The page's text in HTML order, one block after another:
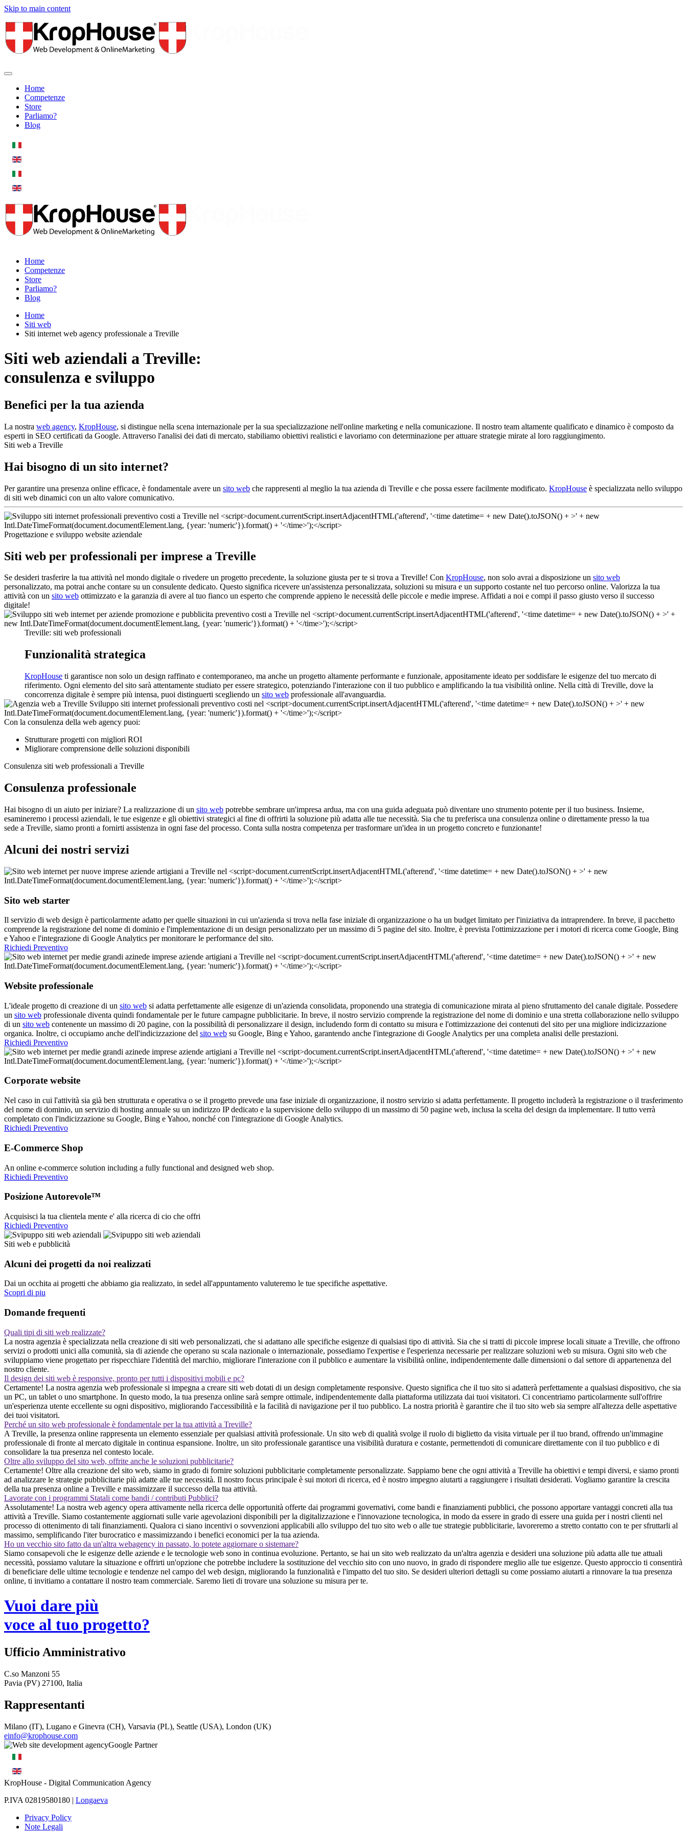
Skip to main content
Home
Competenze
Store
Parliamo?
Blog
Home
Competenze
Store
Parliamo?
Blog
Home
Siti web
Siti internet web agency professionale a Treville
Siti web aziendali a Treville:
consulenza e sviluppo
Benefici per la tua azienda
La nostra web agency, KropHouse, si distingue nella scena internazionale per la sua specializzazione nell'online marketing e nella comunicazione. Il nostro team altamente qualificato e dinamico è composto da
esperti in SEO certificati da Google. Attraverso l'analisi dei dati di mercato, stabiliamo obiettivi realistici e lavoriamo con determinazione per attuare strategie mirate al loro raggiungimento.
Siti web a Treville
Hai bisogno di un sito internet?
Per garantire una presenza online efficace, è fondamentale avere un sito web che rappresenti al meglio la tua azienda di Treville e che possa essere facilmente modificato. KropHouse è specializzata nello sviluppo
di siti web dinamici con un alto valore comunicativo.
Progettazione e sviluppo website aziendale
Siti web per professionali per imprese a Treville
Se desideri trasferire la tua attività nel mondo digitale o rivedere un progetto precedente, la soluzione giusta per te si trova a Treville! Con KropHouse, non solo avrai a disposizione un sito web
personalizzato, ma potrai anche contare su un consulente dedicato. Questo significa ricevere un'assistenza personalizzata, soluzioni su misura e un supporto costante nel tuo percorso online. Valorizza la tua
attività con un sito web ottimizzato e la garanzia di avere al tuo fianco un esperto che comprende appieno le necessità delle piccole e medie imprese. Affidati a noi e compi il passo giusto verso il successo
digitale!
Treville: siti web professionali
Funzionalità strategica
KropHouse ti garantisce non solo un design raffinato e contemporaneo, ma anche un progetto altamente performante e funzionale, appositamente ideato per soddisfare le esigenze del tuo mercato di
riferimento. Ogni elemento del sito sarà attentamente studiato per essere strategico, potenziando l'interazione con il tuo pubblico e amplificando la tua visibilità online. Nella città di Treville, dove la
concorrenza digitale è sempre più intensa, puoi distinguerti scegliendo un sito web professionale all'avanguardia.
Con la consulenza della web agency puoi:
Strutturare progetti con migliori ROI
Migliorare comprensione delle soluzioni disponibili
Consulenza siti web professionali a Treville
Consulenza professionale
Hai bisogno di un aiuto per iniziare? La realizzazione di un sito web potrebbe sembrare un'impresa ardua, ma con una guida adeguata può diventare uno strumento potente per il tuo business. Insieme,
esamineremo i processi aziendali, le tue esigenze e gli obiettivi strategici al fine di offrirti la soluzione più adatta alle tue necessità. Sia che tu preferisca una consulenza online o direttamente presso la tua
sede a Treville, siamo pronti a fornirti assistenza in ogni fase del processo. Conta sulla nostra competenza per trasformare un'idea in un progetto concreto e funzionante!
Alcuni dei nostri servizi
Sito web starter
Il servizio di web design è particolarmente adatto per quelle situazioni in cui un'azienda si trova nella fase iniziale di organizzazione o ha un budget limitato per l'iniziativa da intraprendere. In breve, il pacchetto
comprende la registrazione del nome di dominio e l'implementazione di un design personalizzato per un massimo di 5 pagine del sito. Inoltre, è prevista l'ottimizzazione per i motori di ricerca come Google, Bing
e Yahoo e l'integrazione di Google Analytics per monitorare le performance del sito.
Richiedi Preventivo
Website professionale
L'ideale progetto di creazione di un sito web si adatta perfettamente alle esigenze di un'azienda consolidata, proponendo una strategia di comunicazione mirata al pieno sfruttamento del canale digitale. Possedere
un sito web professionale diventa quindi fondamentale per le future campagne pubblicitarie. In breve, il nostro servizio comprende la registrazione del nome di dominio e una stretta collaborazione nello sviluppo
di un sito web contenente un massimo di 20 pagine, con la possibilità di personalizzare il design, includendo form di contatto su misura e l'ottimizzazione dei contenuti del sito per una migliore indicizzazione
organica. Inoltre, ci occupiamo anche dell'indicizzazione del sito web su Google, Bing e Yahoo, garantendo anche l'integrazione di Google Analytics per una completa analisi delle prestazioni.
Richiedi Preventivo
Corporate website
Nel caso in cui l'attività sia già ben strutturata e operativa o se il progetto prevede una fase iniziale di organizzazione, il nostro servizio si adatta perfettamente. Il progetto includerà la registrazione o il trasferimento
del nome di dominio, un servizio di hosting annuale su un indirizzo IP dedicato e la supervisione dello sviluppo di un massimo di 50 pagine web, inclusa la scelta del design da implementare. Il tutto verrà
completato con l'indicizzazione su Google, Bing e Yahoo, nonché con l'integrazione di Google Analytics.
Richiedi Preventivo
E-Commerce Shop
An online e-commerce solution including a fully functional and designed web shop.
Richiedi Preventivo
Posizione Autorevole™
Acquisisci la tua clientela mente e' alla ricerca di cio che offri
Richiedi Preventivo
Siti web e pubblicità
Alcuni dei progetti da noi realizzati
Dai un occhita ai progetti che abbiamo gia realizzato, in sedel all'appuntamento valuteremo le tue specifiche aspettative.
Scopri di piu
Domande frequenti
Quali tipi di siti web realizzate?
La nostra agenzia è specializzata nella creazione di siti web personalizzati, che si adattano alle specifiche esigenze di qualsiasi tipo di attività. Sia che si tratti di piccole imprese locali situate a Treville, che offrono
servizi o prodotti unici alla comunità, sia di aziende che operano su scala nazionale o internazionale, possediamo l'expertise e l'esperienza necessarie per realizzare soluzioni web su misura. Ogni sito web che
sviluppiamo viene progettato per rispecchiare l'identità del marchio, migliorare l'interazione con il pubblico e aumentare la visibilità online, indipendentemente dalle dimensioni o dal settore di appartenenza del
nostro cliente.
Il design dei siti web è responsive, pronto per tutti i dispositivi mobili e pc?
Certamente! La nostra agenzia web professionale si impegna a creare siti web dotati di un design completamente responsive. Questo significa che il tuo sito si adatterà perfettamente a qualsiasi dispositivo, che sia
un PC, un tablet o uno smartphone. In questo modo, la tua presenza online sarà sempre ottimale, indipendentemente dalla piattaforma utilizzata dai tuoi visitatori. Ci concentriamo particolarmente sull'offrire
un'esperienza utente eccellente su ogni dispositivo, migliorando l'accessibilità e la facilità di navigazione per il tuo pubblico. La nostra priorità è garantire che il tuo sito web sia sempre all'altezza delle aspettative
dei tuoi visitatori.
Perché un sito web professionale è fondamentale per la tua attività a Treville?
A Treville, la presenza online rappresenta un elemento essenziale per qualsiasi attività professionale. Un sito web di qualità svolge il ruolo di biglietto da visita virtuale per il tuo brand, offrendo un'immagine
professionale di fronte al mercato digitale in continua espansione. Inoltre, un sito professionale garantisce una visibilità duratura e costante, permettendoti di comunicare direttamente con il tuo pubblico e di
consolidare la tua presenza nel contesto locale.
Oltre allo sviluppo del sito web, offrite anche le soluzioni pubblicitarie?
Certamente! Oltre alla creazione del sito web, siamo in grado di fornire soluzioni pubblicitarie completamente personalizzate. Sappiamo bene che ogni attività a Treville ha obiettivi e tempi diversi, e siamo pronti
ad analizzare le strategie pubblicitarie più adatte alle tue necessità. Il nostro focus principale è sui motori di ricerca, ed è nostro impegno aiutarti a raggiungere i risultati desiderati. Vogliamo garantire la crescita
della tua presenza online a Treville e massimizzare il successo della tua attività.
Lavorate con i programmi Statali come bandi / contributi Pubblici?
Assolutamente! La nostra web agency opera attivamente nella ricerca delle opportunità offerte dai programmi governativi, come bandi e finanziamenti pubblici, che possono apportare vantaggi concreti alla tua
attività a Treville. Siamo costantemente aggiornati sulle varie agevolazioni disponibili per la digitalizzazione e l'innovazione tecnologica, in modo da essere in grado di essere una guida per i nostri clienti nel
processo di ottenimento di tali finanziamenti. Qualora ci siano incentivi o sovvenzioni applicabili allo sviluppo del tuo sito web o alle tue strategie pubblicitarie, lavoreremo a stretto contatto con te per sfruttarli al
massimo, semplificando l'iter burocratico e massimizzando i benefici economici per la tua azienda.
Ho un vecchio sito fatto da un'altra webagency in passato, lo potete aggiornare o sistemare?
Siamo consapevoli che le esigenze delle aziende e le tecnologie web sono in continua evoluzione. Pertanto, se hai un sito web realizzato da un'altra agenzia e desideri una soluzione più adatta alle tue attuali
necessità, possiamo valutare la situazione e offrirti un'opzione che potrebbe includere la sostituzione del vecchio sito con uno nuovo, in grado di rispondere meglio alle tue esigenze. Questo approccio ti consentirà
di beneficiare delle ultime tecnologie e tendenze nel campo del web design, migliorando la funzionalità e l'impatto del tuo sito. Se desideri ulteriori dettagli su come possiamo aiutarti a rinnovare la tua presenza
online, ti invitiamo a contattare il nostro team commerciale. Saremo lieti di trovare una soluzione su misura per te.
Vuoi dare più
voce al tuo progetto?
Ufficio Amministrativo
C.so Manzoni 55
Pavia (PV) 27100, Italia
Rappresentanti
Milano (IT), Lugano e Ginevra (CH), Varsavia (PL), Seattle (USA), London (UK)
einfo@krophouse.com
KropHouse - Digital Communication Agency
P.IVA 02819580180 | Longaeva
Privacy Policy
Note Legali